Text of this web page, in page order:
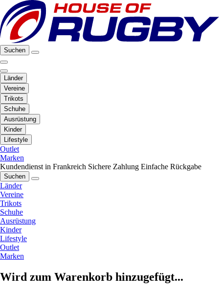
Suchen
Länder
Vereine
Trikots
Schuhe
Ausrüstung
Kinder
Lifestyle
Outlet
Marken
Kundendienst in Frankreich Sichere Zahlung Einfache Rückgabe
Suchen
Länder
Vereine
Trikots
Schuhe
Ausrüstung
Kinder
Lifestyle
Outlet
Marken
Wird zum Warenkorb hinzugefügt...